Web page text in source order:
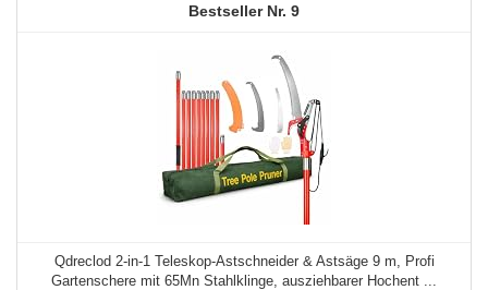
9
Qdreclod 2-in-1 Teleskop-Astschneider & Astsäge 9 m, Profi
Gartenschere mit 65Mn Stahlklinge, ausziehbarer Hochent ...